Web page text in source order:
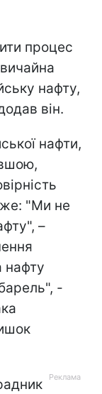
процес
нафту,
він.
нафти,
"Ми не
–
нафту
-